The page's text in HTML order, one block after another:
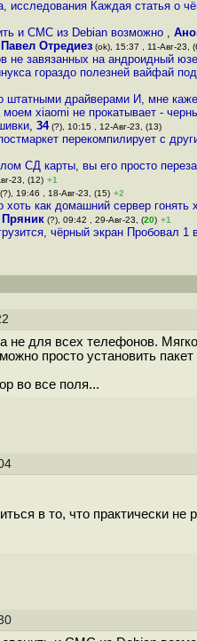
исследования Каждая статья о
и СМС из Debian возможно ,
Павел Отредиез (ok), 15:37 , 11-Авг-23,
не завязанных на андроидный
гораздо полезней вайфай
штатными драйверами И, мне
xiaomi не прокатывает -
, 34(?), 10:15 , 12-Авг-23, (13)
перекомпилирует с
СД карты, вы его просто
23, (12) +1
(?), 19:46 , 18-Авг-23, (15) +2
как домашний сервер гонять
Пряник (?), 09:42 , 29-Авг-23, (20) +1
чёрный экран Пробовал 1
не для всех телефонов.
просто установить
во все поля...
в то, что практически